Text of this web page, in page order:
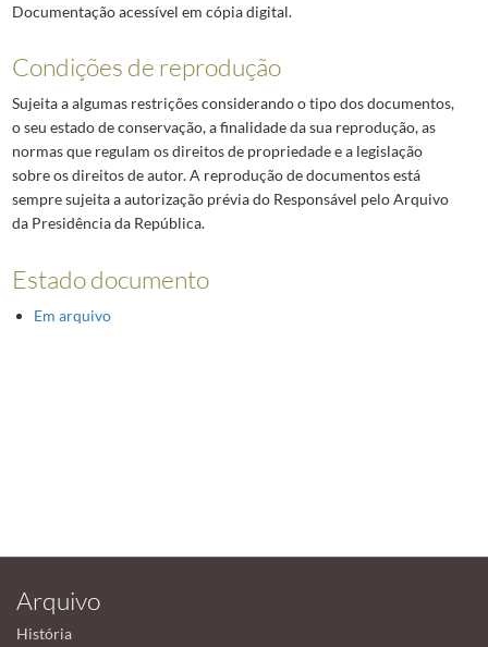
Documentação acessível em cópia digital.
Condições de reprodução
Sujeita a algumas restrições considerando o tipo dos documentos,
o seu estado de conservação, a finalidade da sua reprodução, as
normas que regulam os direitos de propriedade e a legislação
sobre os direitos de autor. A reprodução de documentos está
sempre sujeita a autorização prévia do Responsável pelo Arquivo
da Presidência da República.
Estado documento
Em arquivo
Arquivo
História